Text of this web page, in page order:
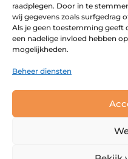
raadplegen. Door in te
wij gegevens zoals surfgedrag
Als je geen toestemming
een nadelige invloed hebben
mogelijkheden.
Beheer diensten
Dinsdag:
Gesloten
Woensdag: 09:00 – 17:00
Donderdag: 09:00 – 17:00
Vrijdag:
09:00 – 17:00
Zaterdag:
09:00 – 16:00
Buiten openingstijden
Vleugel Vloeren 2026